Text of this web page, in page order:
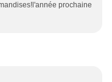
prochaine